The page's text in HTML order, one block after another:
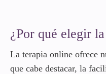
¿Por qué elegir
La terapia online ofrece
que cabe destacar, la